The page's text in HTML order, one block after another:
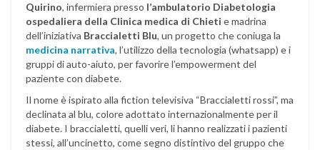
Quirino, infermiera presso l’ambulatorio Diabetologia
ospedaliera della Clinica medica di Chieti e madrina
dell’iniziativa Braccialetti Blu, un progetto che coniuga la
medicina narrativa, l’utilizzo della tecnologia (whatsapp) e i
gruppi di auto-aiuto, per favorire l’empowerment del
paziente con diabete.
Il nome è ispirato alla fiction televisiva “Braccialetti rossi”, ma
declinata al blu, colore adottato internazionalmente per il
diabete. I braccialetti, quelli veri, li hanno realizzati i pazienti
stessi, all’uncinetto, come segno distintivo del gruppo che